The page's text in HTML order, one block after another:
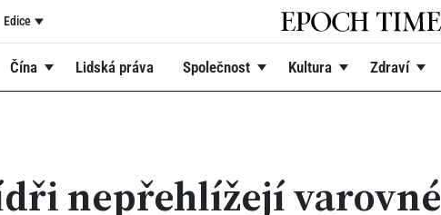
Edice
Čína Lidská práva Společnost Kultura Zdraví
nepřehlížejí varovné